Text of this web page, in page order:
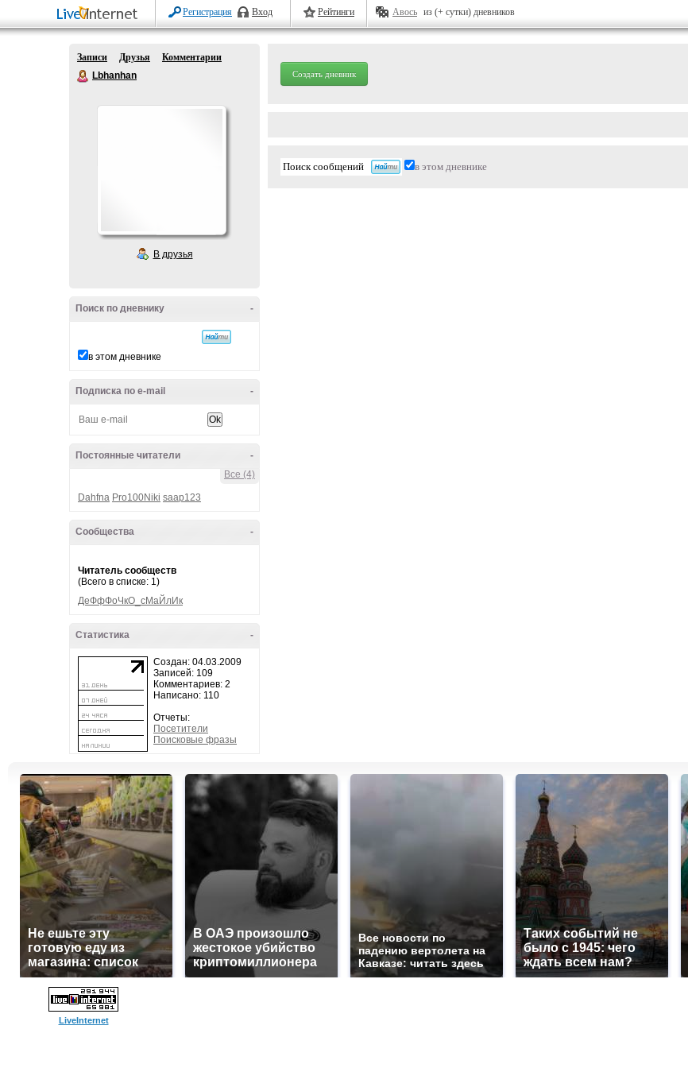
Регистрация Вход Рейтинги Авось из (+ сутки) дневников
Записи Друзья
Комментарии
Lbhanhan
В друзья
-
Поиск по дневнику
в этом дневнике
-
Подписка по e-mail
-
Постоянные читатели
Все (4)
Dahfna Pro100Niki saap123
-
Сообщества
Читатель сообществ
(Всего в списке: 1)
ДеФфФоЧкО_сМаЙлИк
-
Статистика
Создан: 04.03.2009
Записей: 109
Комментариев: 2
Написано: 110
Отчеты:
Посетители
Поисковые фразы
Создать дневник
в этом дневнике
Не ешьте эту
готовую еду из
магазина: список
В ОАЭ произошло
жестокое убийство
криптомиллионера
Все новости по
падению вертолета на
Кавказе: читать здесь
Таких событий не
было с 1945: чего
ждать всем нам?
LiveInternet